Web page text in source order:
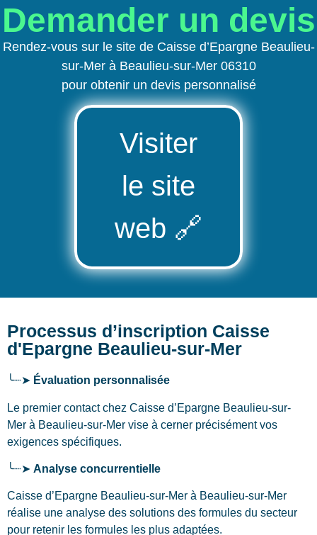
Demander un devis
Rendez-vous sur le site de Caisse d’Epargne Beaulieu-
sur-Mer à Beaulieu-sur-Mer 06310
pour obtenir un devis personnalisé
Visiter
le site
web 🔗
Processus d’inscription Caisse
d'Epargne Beaulieu-sur-Mer
╰┈➤ Évaluation personnalisée
Le premier contact chez Caisse d’Epargne Beaulieu-sur-
Mer à Beaulieu-sur-Mer vise à cerner précisément vos
exigences spécifiques.
╰┈➤ Analyse concurrentielle
Caisse d’Epargne Beaulieu-sur-Mer à Beaulieu-sur-Mer
réalise une analyse des solutions des formules du secteur
pour retenir les formules les plus adaptées.